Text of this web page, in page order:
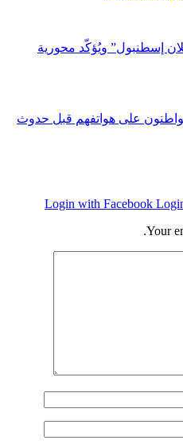
إسطنبول” ويُؤكّد محورية
على هواتفهم قبل حدوث
Login with Facebook
Your